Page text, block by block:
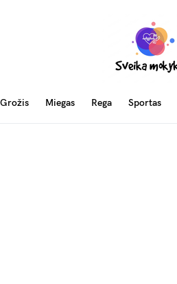
Grožis Miegas Rega Sportas